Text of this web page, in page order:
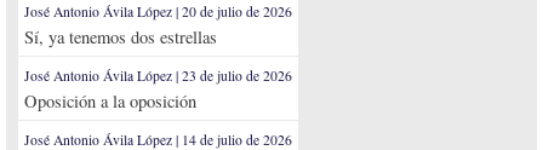
José Antonio Ávila López | 20 de julio de 2026
Sí, ya tenemos dos estrellas
José Antonio Ávila López | 23 de julio de 2026
Oposición a la oposición
José Antonio Ávila López | 14 de julio de 2026